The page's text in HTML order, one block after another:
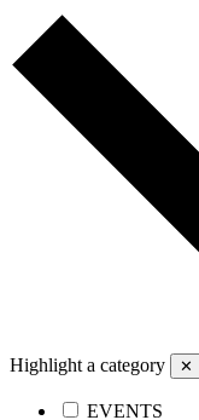
Highlight a category ✕
EVENTS